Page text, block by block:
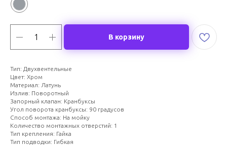
В корзину
Тип: Двухвентельные
Цвет: Хром
Материал: Латунь
Излив: Поворотный
Запорный клапан: Кранбуксы
Угол поворота кранбуксы: 90 градусов
Способ монтажа: На мойку
Количество монтажных отверстий: 1
Тип крепления: Гайка
Тип подводки: Гибкая